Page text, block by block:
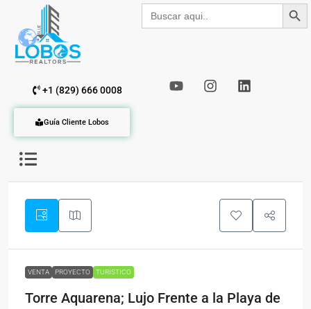
Buscar: Botón de
+1 (829) 666 0008
Guía Cliente Lobos
VENTA PROYECTO TURISTICO
Torre Aquarena; Lujo Frente a la Playa de